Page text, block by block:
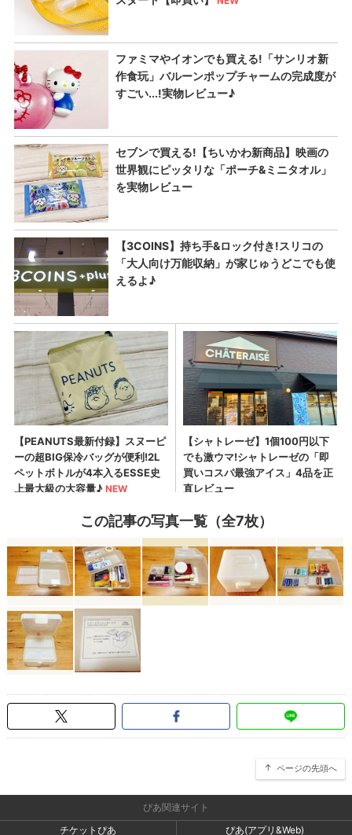
この記事の写真一覧（全7枚）
ページの先頭へ
ぴあ関連サイト
チケットぴあ
ぴあ(アプリ&Web)